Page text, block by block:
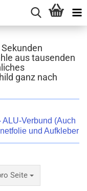
aus tausenden
ganz nach
ALU-Verbund (Auch
und Aufkleber
Seite